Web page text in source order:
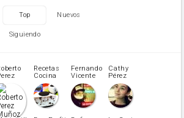
Top Nuevos
Siguiendo
Recetas
Cocina
Fernando
Vicente
Cathy
Pérez